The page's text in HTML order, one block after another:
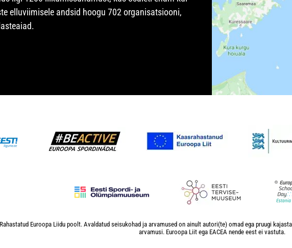
elluviimisele andsid hoogu 702 organisatsiooni,
Euroopa Liidu poolt. Avaldatud seisukohad ja arvamused on ainult autori(te) omad ega pruugi
arvamusi. Euroopa Liit ega EACEA nende eest ei vastuta.